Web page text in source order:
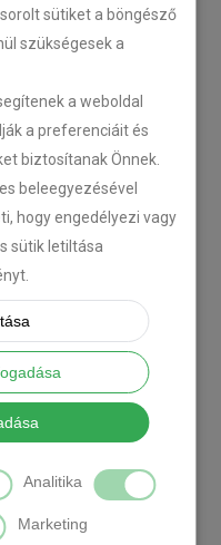
sütiket a böngésző
szükségesek a
a weboldal
a preferenciáit és
biztosítanak Önnek.
beleegyezésével
hogy engedélyezi vagy
sütik letiltása
Analitika
Marketing